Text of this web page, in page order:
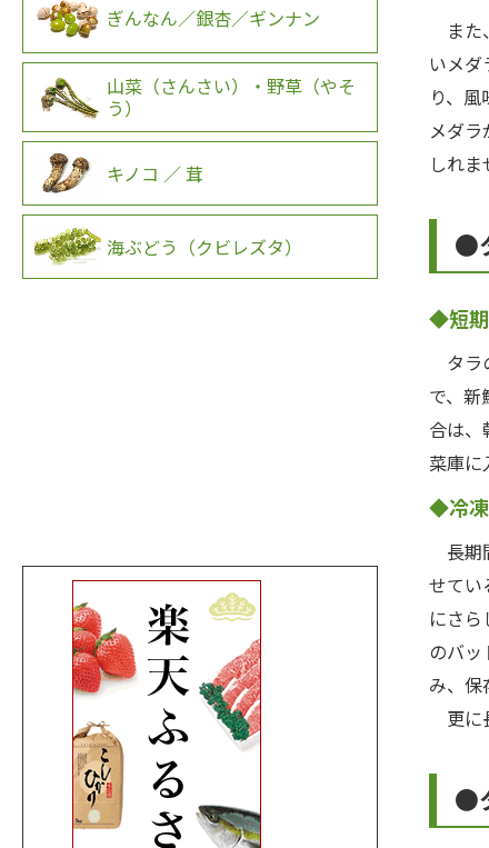
また
いメ
り、
メダ
しれま
●
◆短
タラ
で、新
合は、
菜庫に
◆冷
長期
せてい
にさ
のバッ
み、保
更に
●
ぎんなん／銀杏／ギンナン
山菜（さんさい）・野草（やそ
う）
キノコ ／ 茸
海ぶどう（クビレズタ）